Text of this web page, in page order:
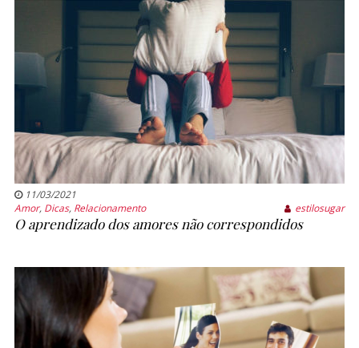
11/03/2021
Amor, Dicas, Relacionamento estilosugar
O aprendizado dos amores não correspondidos